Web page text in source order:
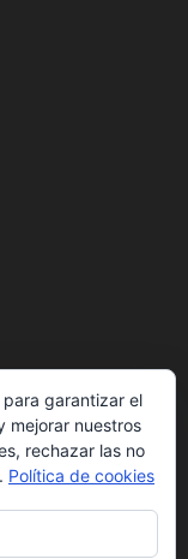
garantizar el
mejorar nuestros
rechazar las no
Política de cookies